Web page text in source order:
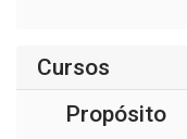
Cursos
Propósito